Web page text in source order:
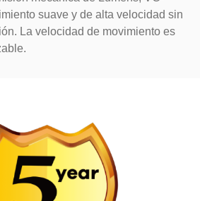
suave y de alta velocidad sin
La velocidad de movimiento es